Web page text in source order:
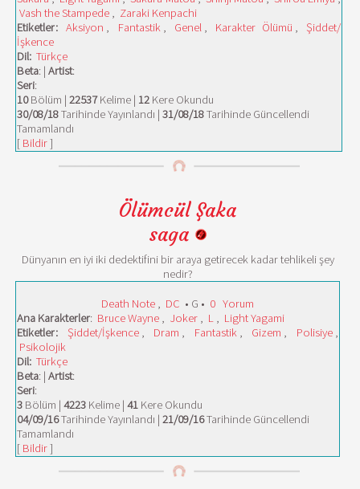
Vash the Stampede , Zaraki Kenpachi
Etiketler: Aksiyon , Fantastik , Genel , Karakter Ölümü ,
Şiddet/
İşkence
Dil: Türkçe
Beta: | Artist:
Seri:
10Bölüm | 22537Kelime | 12 Kere Okundu
30/08/18Tarihinde Yayınlandı | 31/08/18Tarihinde Güncellendi
Tamamlandı
[ Bildir]
Ölümcül Şaka
saga
Dünyanın en iyi iki dedektifini bir araya getirecek kadar tehlikeli şey
nedir?
Death Note , DC • G • 0 Yorum
Ana Karakterler: Bruce Wayne , Joker , L , Light Yagami
Etiketler:
Şiddet/İşkence , Dram , Fantastik , Gizem , Polisiye ,
Psikolojik
Dil: Türkçe
Beta: | Artist:
Seri:
3 Bölüm | 4223 Kelime | 41 Kere Okundu
04/09/16Tarihinde Yayınlandı | 21/09/16Tarihinde Güncellendi
Tamamlandı
[ Bildir]